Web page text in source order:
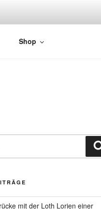
Shop
mit der Loth Lorien einer